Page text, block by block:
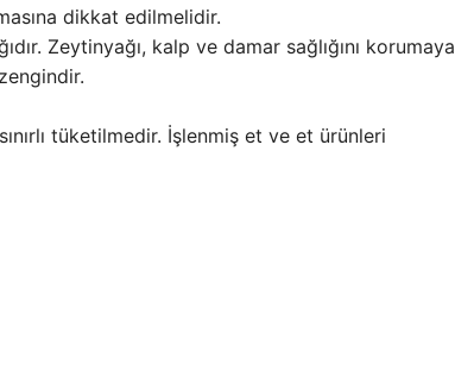
dikkat edilmelidir.
Zeytinyağı, kalp ve damar sağlığını korumaya
tüketilmedir. İşlenmiş et ve et ürünleri